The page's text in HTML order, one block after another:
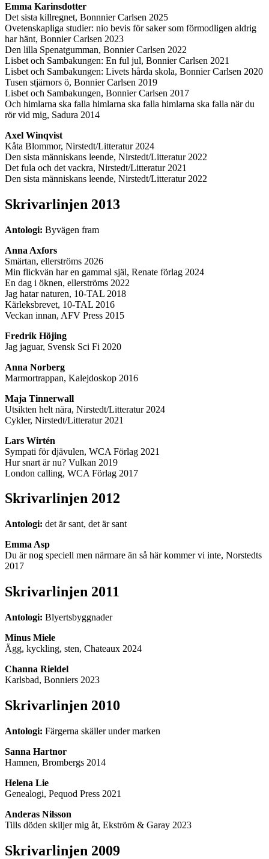
Emma Karinsdotter
Det sista killregnet, Bonnnier Carlsen 2025
Ovetenskapliga studier: nio bevis för saker som förmodligen aldrig
har hänt, Bonnier Carlsen 2023
Den lilla Spenatgumman, Bonnier Carlsen 2022
Lisbet och Sambakungen: En ful jul, Bonnier Carlsen 2021
Lisbet och Sambakungen: Livets hårda skola, Bonnier Carlsen 2020
Tusen stjärnors ö, Bonnier Carlsen 2019​
Lisbet och Sambakungen, Bonnier Carlsen 2017
Och himlarna ska falla himlarna ska falla himlarna ska falla när du
rör vid mig, Sadura 2014
Axel Winqvist
Kåta Blommor, Nirstedt/Litteratur 2024
Den sista människans leende, Nirstedt/Litteratur 2022
Det fula och det vackra, Nirstedt/Litteratur 2021
Den sista människans leende, Nirstedt/Litteratur 2022
Skrivarlinjen 2013
Antologi: Byvägen fram
Anna Axfors
Smärtan, ellerströms 2026
Min flickvän har en gammal själ, Renate förlag 2024
En dag i öknen, ellerströms 2022
Jag hatar naturen, 10-TAL 2018
Kärleksbrevet, 10-TAL 2016
Veckan innan, AFV Press 2015
Fredrik Höjing
Jag jaguar, Svensk Sci Fi 2020
Anna Norberg
Marmortrappan, Kalejdoskop 2016
Maja Tinnerwall
Utsikten helt nära, Nirstedt/Litteratur 2024
Cykler, Nirstedt/Litteratur 2021
Lars Wirtén
Sympati för djävulen, WCA Förlag 2021
Hur snart är nu? Vulkan 2019
London calling, WCA Förlag 2017
Skrivarlinjen 2012
Antologi: det är sant, det är sant
Emma Asp
Du är nog speciell men närmare än så här kommer vi inte, Norstedts
2017
Skrivarlinjen 2011
Antologi: Blyertsbyggnader
Minus Miele
Ägg, kyckling, sten, Chateaux 2024
Channa Rieldel
Karlsbad, Bonniers 2023
Skrivarlinjen 2010
Antologi: Färgerna skäller under marken
Sanna Hartnor
Hamnen, Brombergs 2014
Helena Lie
Genealogi, Pequod Press 2021
Anderas Nilsson
Tills döden skiljer mig åt, Ekström & Garay 2023
Skrivarlinjen 2009